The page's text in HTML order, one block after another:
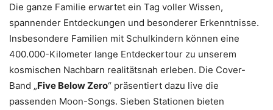
Die ganze Familie erwartet ein Tag voller Wissen,
spannender Entdeckungen und besonderer Erkenntnisse.
Insbesondere Familien mit Schulkindern können eine
400.000-Kilometer lange Entdeckertour zu unserem
kosmischen Nachbarn realitätsnah erleben. Die Cover-
Band „Five Below Zero“ präsentiert dazu live die
passenden Moon-Songs. Sieben Stationen bieten